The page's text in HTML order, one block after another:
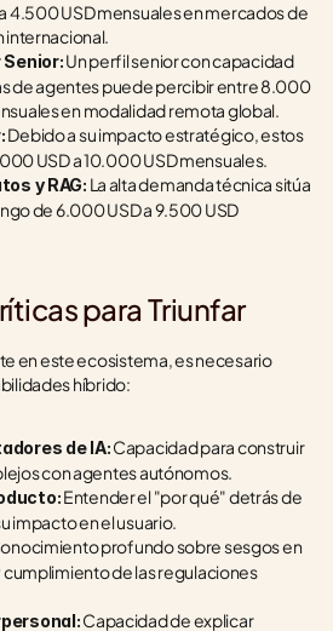
4.500 USD mensuales en mercados de
internacional.
Senior: Un perfil senior con capacidad
de agentes puede percibir entre 8.000
en modalidad remota global.
Debido a su impacto estratégico, estos
USD a 10.000 USD mensuales.
y RAG: La alta demanda técnica sitúa
de 6.000 USD a 9.500 USD
para Triunfar
en este ecosistema, es necesario
híbrido:
de IA: Capacidad para construir
con agentes autónomos.
Entender el "por qué" detrás de
impacto en el usuario.
profundo sobre sesgos en
de las regulaciones
Capacidad de explicar